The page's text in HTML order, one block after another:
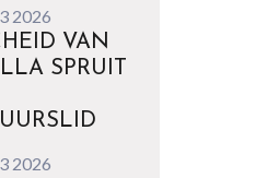
2026
VAN
SPRUIT
2026